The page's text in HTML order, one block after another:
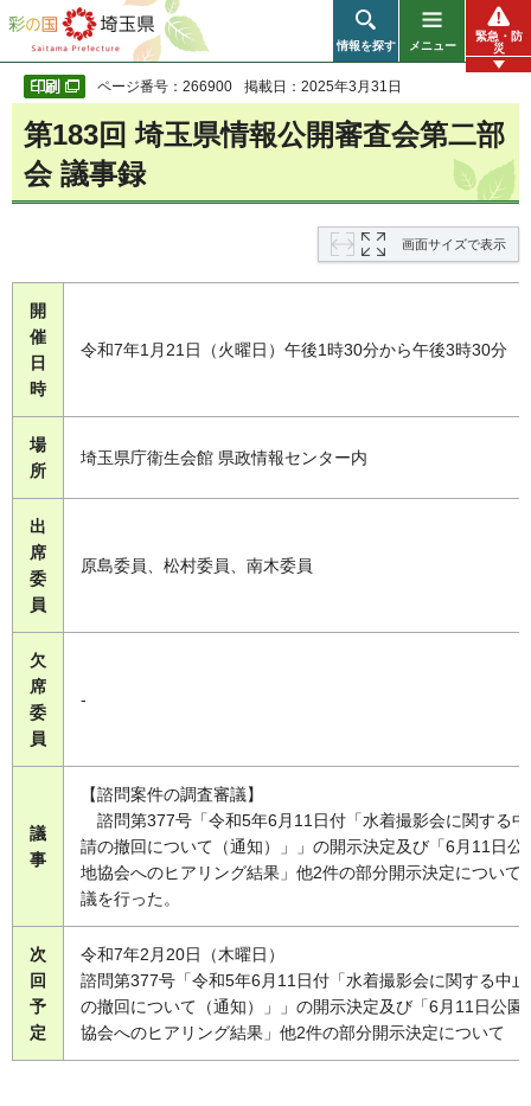
彩の国 埼玉県
情報を探す メニュー
緊急・防
災
ページ番号：266900 掲載日：2025年3月31日
第183回 埼玉県情報公開審査会第二部
会 議事録
画面サイズで表示
開
催
日
時
令和7年1月21日（火曜日）午後1時30分から午後3時30分
場
所
埼玉県庁衛生会館 県政情報センター内
出
席
委
員
原島委員、松村委員、南木委員
欠
席
委
員
-
議
事
【諮問案件の調査審議】
諮問第377号「令和5年6月11日付「水着撮影会に関する
請の撤回について（通知）」」の開示決定及び「6月11日公
地協会へのヒアリング結果」他2件の部分開示決定について
議を行った。
次
回
予
定
令和7年2月20日（木曜日）
諮問第377号「令和5年6月11日付「水着撮影会に関する中
の撤回について（通知）」」の開示決定及び「6月11日公園
協会へのヒアリング結果」他2件の部分開示決定について